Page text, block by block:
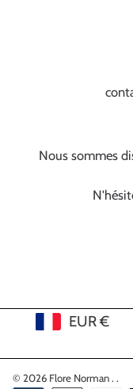
Nous sommes
© 2026 Flore Norman . .
Pays/RégionEUR €